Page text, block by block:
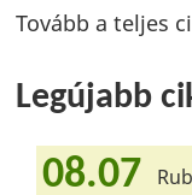
Tovább a teljes
Legújabb
08.07